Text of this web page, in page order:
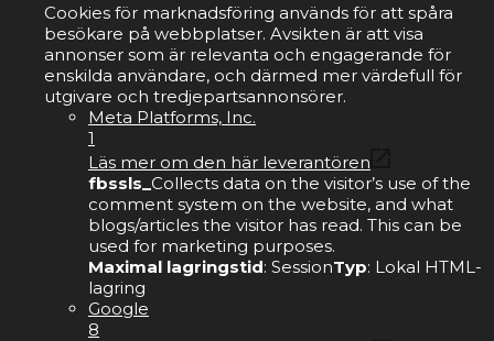
Cookies för marknadsföring används för att spåra
besökare på webbplatser. Avsikten är att visa
annonser som är relevanta och engagerande för
enskilda användare, och därmed mer värdefull för
utgivare och tredjepartsannonsörer.
Meta Platforms, Inc.
1
Läs mer om den här leverantören
fbssls_ Collects data on the visitor’s use of the
comment system on the website, and what
blogs/articles the visitor has read. This can be
used for marketing purposes.
Maximal lagringstid: SessionTyp: Lokal HTML-
lagring
Google
8